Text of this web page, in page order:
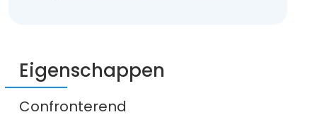
Eigenschappen
Confronterend